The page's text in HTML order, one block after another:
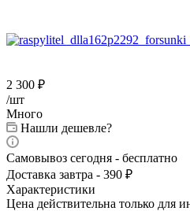
2 300 ₽
/шт
Много
Нашли дешевле?
Самовывоз сегодня - бесплатно
Доставка завтра - 390 ₽
Характеристики
Цена действительна только для